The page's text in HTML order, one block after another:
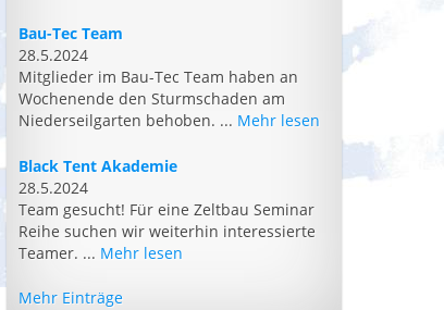
Bau-Tec Team
28.5.2024
Mitglieder im Bau-Tec Team haben an
Wochenende den Sturmschaden am
Niederseilgarten behoben. ... Mehr lesen
Black Tent Akademie
28.5.2024
Team gesucht! Für eine Zeltbau Seminar
Reihe suchen wir weiterhin interessierte
Teamer. ... Mehr lesen
Mehr Einträge